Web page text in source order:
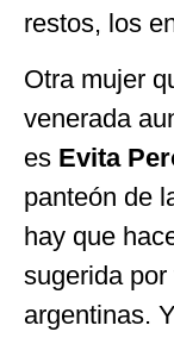
restos, los
Otra mujer
venerada
es Evita
panteón de
hay que
sugerida
argentinas.